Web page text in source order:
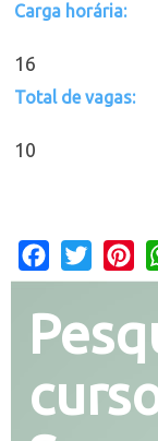
Carga horária:
16
Total de vagas:
10
Facebook
Twitter